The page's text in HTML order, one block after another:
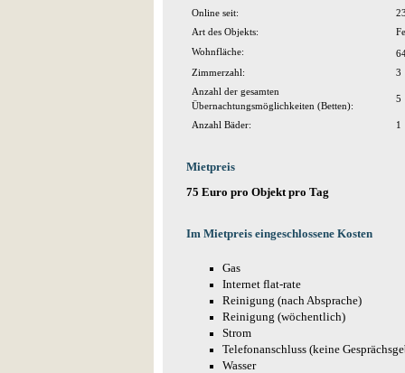
Online seit:
Art des Objekts:
Wohnfläche:
Zimmerzahl:
3
Anzahl der gesamten
Übernachtungsmöglichkeiten (Betten):
5
Anzahl Bäder: 1
Mietpreis
75 Euro pro Objekt pro Tag
Im Mietpreis eingeschlossene Kosten
Gas
Internet flat-rate
Reinigung (nach Absprache)
Reinigung (wöchentlich)
Strom
Telefonanschluss (keine
Wasser